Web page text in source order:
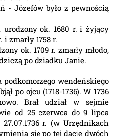
- Józefów było z pewnością
urodzony ok. 1680 r. i żyjący
i zmarły 1758 r.
ok. 1709 r. zmarły młodo,
po dziadku Janie.
wendeńskiego
po ojcu (1718-1736). W 1736
Brał udział w sejmie
od 25 czerwca do 9 lipca
r. (w Urzędnikach
się po tej dacie dwóch